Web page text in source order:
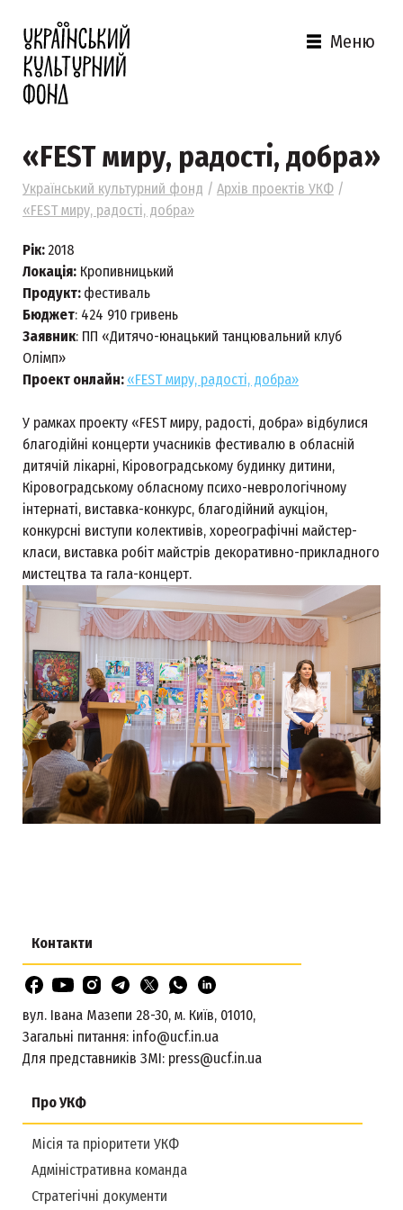
Меню
«FEST миру, радості, добра»
Український культурний фонд / Архів проектів УКФ /
«FEST миру, радості, добра»
Рік: 2018
Локація: Кропивницький
Продукт: фестиваль
Бюджет: 424 910 гривень
Заявник: ПП «Дитячо-юнацький танцювальний клуб
Олімп»
Проект онлайн: «FEST миру, радості, добра»
У рамках проекту «FEST миру, радості, добра» відбулися
благодійні концерти учасників фестивалю в обласній
дитячій лікарні, Кіровоградському будинку дитини,
Кіровоградському обласному психо-неврологічному
інтернаті, виставка-конкурс, благодійний аукціон,
конкурсні виступи колективів, хореографічні майстер-
класи, виставка робіт майстрів декоративно-прикладного
мистецтва та гала-концерт.
Про УКФ
Місія та пріоритети УКФ
Адміністративна команда
Стратегічні документи
Контакти
вул. Івана Мазепи 28-30, м. Київ, 01010,
Загальні питання: info@ucf.in.ua
Для представників ЗМІ: press@ucf.in.ua